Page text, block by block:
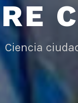
Ciencia